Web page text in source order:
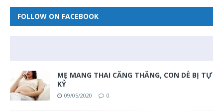
FOLLOW ON FACEBOOK
MẸ MANG THAI CĂNG THẲNG, CON DỄ BỊ TỰ
KỶ
09/05/2020 0